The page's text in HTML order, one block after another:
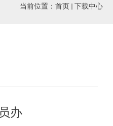
当前位置： 首页 下载中心
办